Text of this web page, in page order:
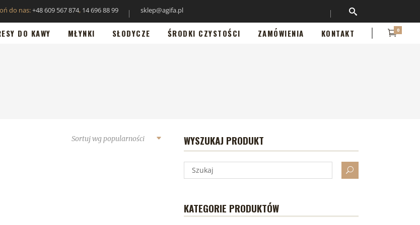
do nas:+48 609 567 874, 14 696 88 99 sklep@agifa.pl
DO KAWY MŁYNKI SŁODYCZE ŚRODKI CZYSTOŚCI ZAMÓWIENIA KONTAKT 0
Sortuj wg popularności WYSZUKAJ PRODUKT
KATEGORIE PRODUKTÓW